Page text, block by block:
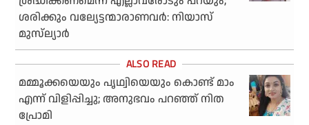
ശരിക്കും വല്യേട്ടന്മാരാണവര്‍: നിയാസ്
മുസ്‌ല്യാര്‍
മമ്മൂക്കയെയും പൃഥ്വിയെയും കൊണ്ട് മാം
എന്ന് വിളിപ്പിച്ചു; അനുഭവം പറഞ്ഞ് നിത
പ്രോമി